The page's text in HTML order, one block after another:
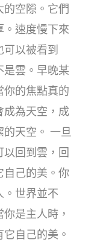
的空隙。它們
。速度慢下來
以被看到
是雲。早晚某
你的焦點真的
成為天空，成
天空。 一旦
回到雲，回
自己的美。你
。世界並不
是主人時，
自己的美。